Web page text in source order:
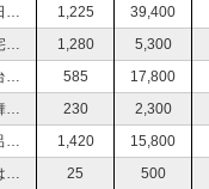
無料ギフトたのまいいいいい 明日（今日）で、舞台終わりだー😭 ねてます 1,225
39,400
イベント無料ギフトお願い！！帰宅😴🍚2/11〜2/15までの舞台も見に来てね 1,280
5,300
イベント無料ギフトお願い！！舞台３日目！ご飯食べてのんびり支度🍚2/11〜2/15までの舞台も見に来てね 585
17,800
イベント無料ギフトお願い！！初舞台来てくれてありがとう！🤓2/11〜2/15までの舞台も見に来てね 230
2,300
イベント無料ギフトお願い！！風呂うにたのまい🤓2/11〜2/15までの舞台も見に来てね 1,420
15,800
イベント無料ギフトお願い！！おはよお🤓2/11〜2/15までの舞台も見に来てね 25
500